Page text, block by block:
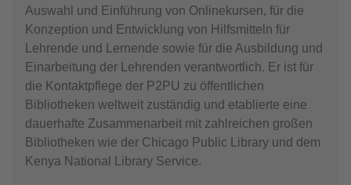
Auswahl und Einführung von Onlinekursen, für die
Konzeption und Entwicklung von Hilfsmitteln für
Lehrende und Lernende sowie für die Ausbildung und
Einarbeitung der Lehrenden verantwortlich. Er ist für
die Kontaktpflege der P2PU zu öffentlichen
Bibliotheken weltweit zuständig und etablierte eine
dauerhafte Zusammenarbeit mit zahlreichen großen
Bibliotheken wie der Chicago Public Library und dem
Kenya National Library Service.